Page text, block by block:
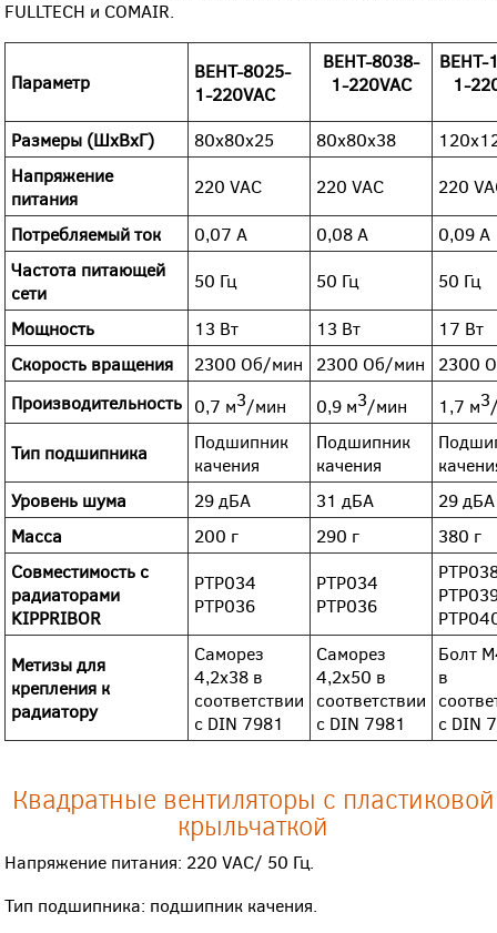
FULLTECH и COMAIR.
Параметр
ВЕНТ-8025-
1-220VAC
BEHT-8038-
1-220VAC
ВЕНТ-
1-
Размеры (ШхВхГ) 80х80х25 80х80х38
Напряжение
питания
220 VAC 220 VAC 220
Потребляемый ток 0,07 А 0,08 А
0,09 А
Частота питающей
сети
50 Гц 50 Гц 50 Гц
Мощность 13 Вт 13 Вт
17 Вт
Скорость вращения
2300 Об/мин 2300 Об/мин
2300
Производительность 0,7 м3/мин 0,9 м3/мин 1,7 м3
Тип подшипника
Подшипник
качения
Подшипник
качения
Уровень шума
29 дБА 31 дБА
29 дБА
Масса
200 г 290 г
380 г
Совместимость с
радиаторами
KIPPRIBOR
PTP034
PTP036
PTP034
PTP036
Метизы для
крепления к
радиатору
Саморез
4,2х38 в
соответствии
с DIN 7981
Саморез
4,2х50 в
соответствии
с DIN 7981
Болт
в
с DIN
Квадратные вентиляторы с пластиковой
крыльчаткой
Напряжение питания: 220 VAC/ 50 Гц.
Тип подшипника: подшипник качения.